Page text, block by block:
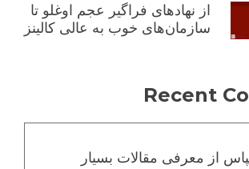
از نهادهای فراگیر عجم اوغلو تا
سازمان‌های خوب به عالی کالینز
Recent
از معرفی مقالات بسیار